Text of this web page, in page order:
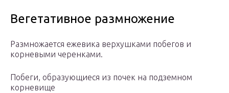
Вегетативное размножение
Размножается ежевика верхушками побегов и
корневыми черенками.
Побеги, образующиеся из почек на подземном
корневище